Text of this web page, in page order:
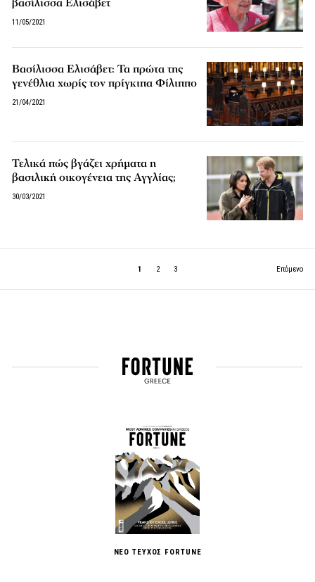
11/05/2021
Βασίλισσα Ελισάβετ: Τα πρώτα της
γενέθλια χωρίς τον πρίγκιπα Φίλιππο
21/04/2021
Τελικά πώς βγάζει χρήματα η
βασιλική οικογένεια της Αγγλίας;
30/03/2021
1 2 3 Επόμενο
ΝΕΟ ΤΕΥΧΟΣ FORTUNE